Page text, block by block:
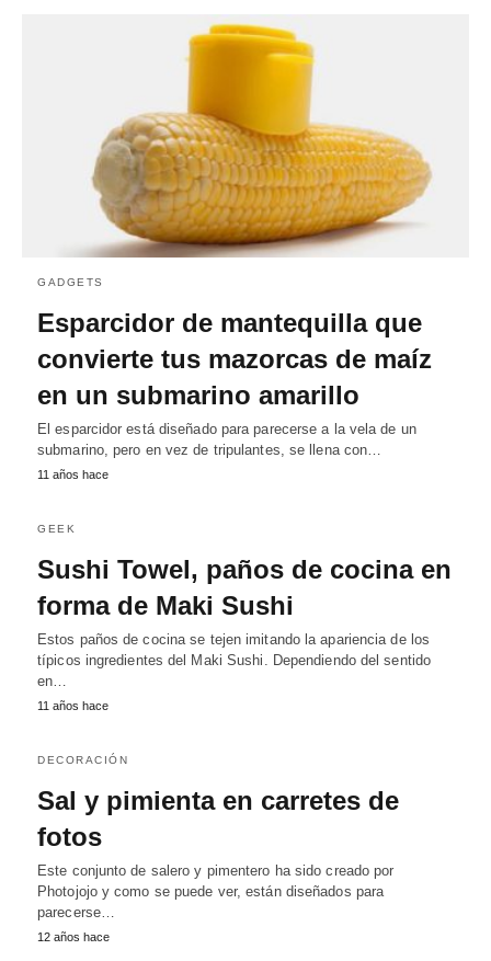
GADGETS
Esparcidor de mantequilla que
convierte tus mazorcas de maíz
en un submarino amarillo
El esparcidor está diseñado para parecerse a la vela de un
submarino, pero en vez de tripulantes, se llena con…
11 años hace
GEEK
Sushi Towel, paños de cocina en
forma de Maki Sushi
Estos paños de cocina se tejen imitando la apariencia de los
típicos ingredientes del Maki Sushi. Dependiendo del sentido
en…
11 años hace
DECORACIÓN
Sal y pimienta en carretes de
fotos
Este conjunto de salero y pimentero ha sido creado por
Photojojo y como se puede ver, están diseñados para
parecerse…
12 años hace